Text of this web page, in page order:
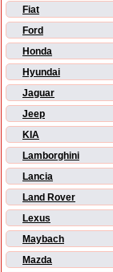
Fiat
Ford
Honda
Hyundai
Jaguar
Jeep
KIA
Lamborghini
Lancia
Land Rover
Lexus
Maybach
Mazda